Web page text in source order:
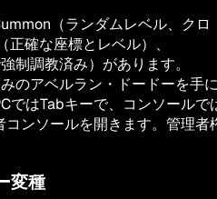
（ランダムレベル、クロ
確な座標とレベル）、
制調教済み）があります。
のアベルラン・ドードーを手
ではTabキーで、コンソールで
ンソールを開きます。管理者
変種